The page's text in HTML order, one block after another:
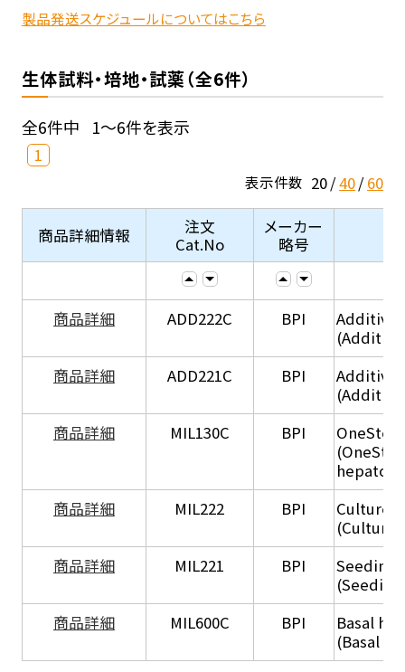
製品発送スケジュールについてはこちら
生体試料・培地・試薬（全6件）
全6件中 1～6件を表示
1
表示件数 20 40 60
商品詳細情報
注文
Cat.No
メーカー
略号
商品詳細 ADD222C BPI
商品詳細
ADD221C BPI
商品詳細
MIL130C BPI
商品詳細
MIL222 BPI
Culture
(Culture
商品詳細
MIL221 BPI
Seeding
商品詳細
MIL600C BPI
Basal
(Basal